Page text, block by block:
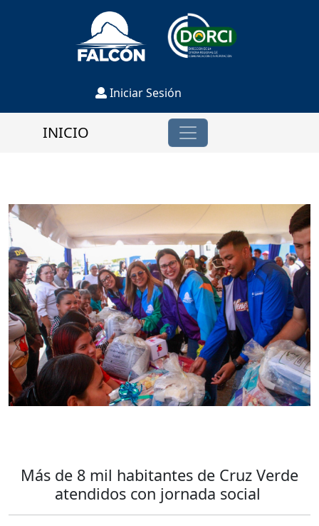
Iniciar Sesión
INICIO
Más de 8 mil habitantes de Cruz Verde
atendidos con jornada social